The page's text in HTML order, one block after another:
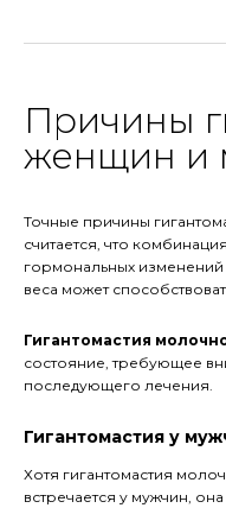
Причины
женщин и
Точные причины
считается, что
гормональных изменений
веса может
Гигантомастия
состояние, требующее
последующего лечения.
Гигантомастия у
Хотя гигантомастия
встречается у мужчин,